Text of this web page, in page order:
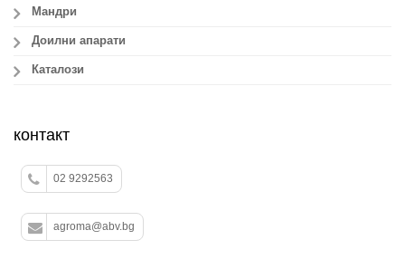
Мандри
Доилни апарати
Каталози
контакт
02 9292563
agroma@abv.bg